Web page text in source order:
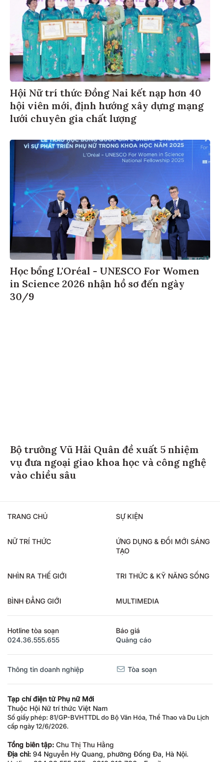
Hội Nữ trí thức Đồng Nai kết nạp hơn 40
hội viên mới, định hướng xây dựng mạng
lưới chuyên gia chất lượng
Học bổng L'Oréal - UNESCO For Women
in Science 2026 nhận hồ sơ đến ngày
30/9
Bộ trưởng Vũ Hải Quân đề xuất 5 nhiệm
vụ đưa ngoại giao khoa học và công nghệ
vào chiều sâu
TRANG CHỦ SỰ KIỆN
NỮ TRÍ THỨC
ỨNG DỤNG & ĐỔI MỚI SÁNG
TẠO
NHÌN RA THẾ GIỚI TRI THỨC & KỸ NĂNG SỐNG
BÌNH ĐẲNG GIỚI MULTIMEDIA
Hotline tòa soạn
024.36.555.655
Báo giá
Quảng cáo
Thông tin doanh nghiệp Tòa soạn
Tạp chí điện tử Phụ nữ Mới
Thuộc Hội Nữ trí thức Việt Nam
Số giấy phép: 81/GP-BVHTTDL do Bộ Văn Hóa, Thể Thao và Du Lịch
cấp ngày 12/6/2026.
Tổng biên tập: Chu Thị Thu Hằng
Địa chỉ: 94 Nguyễn Hy Quang, phường Đống Đa, Hà Nội.